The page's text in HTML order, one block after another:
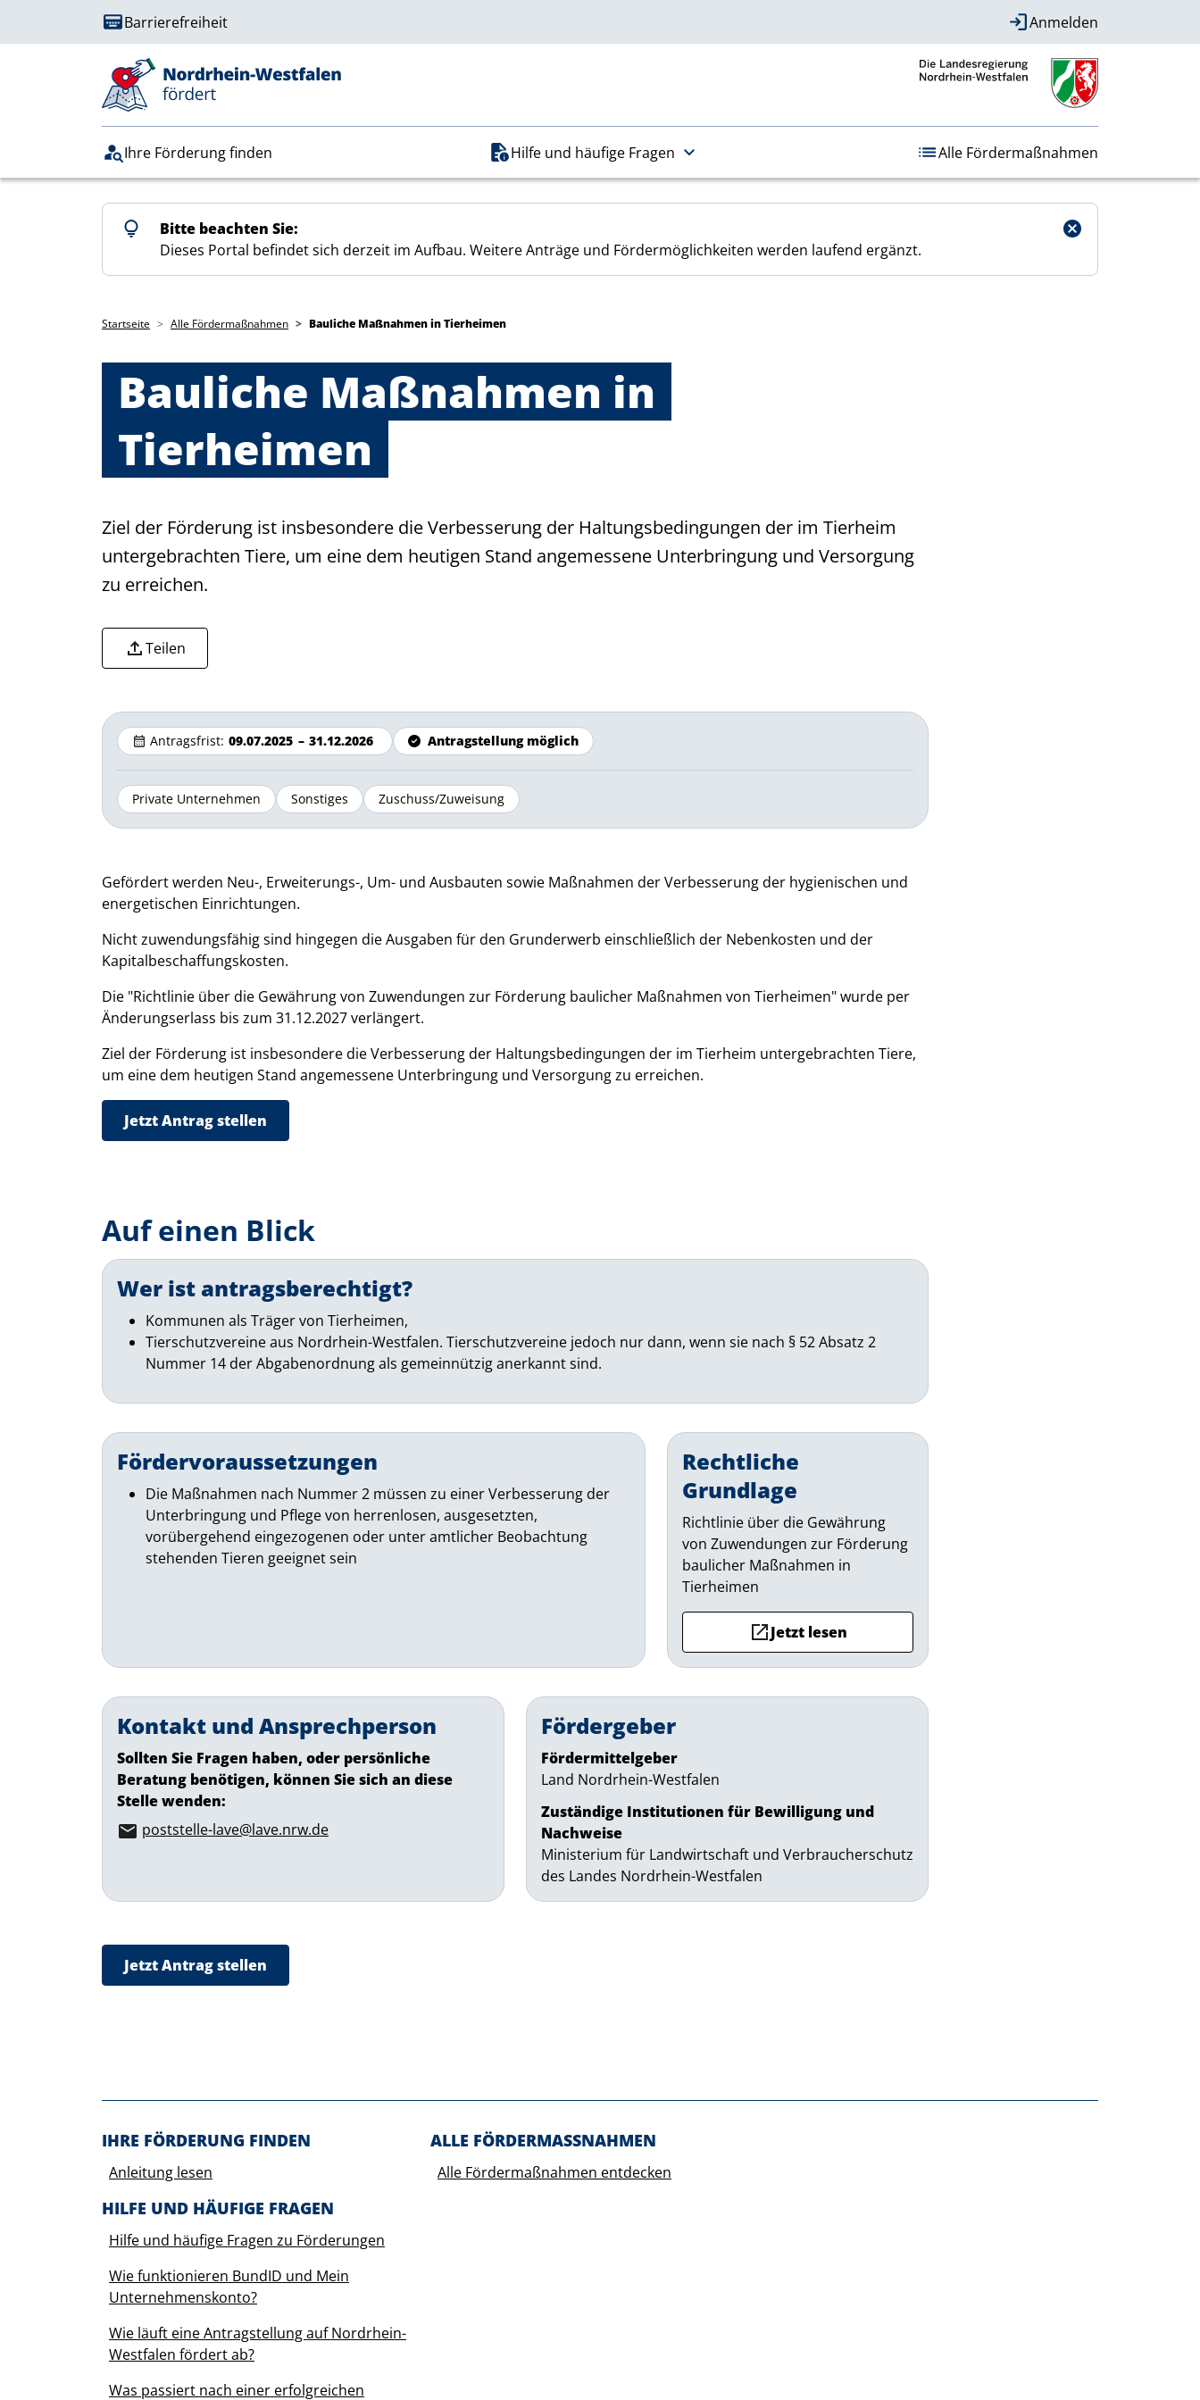
Direkt zum InhaltBenutzermenü
Barrierefreiheit Anmelden
Hauptnavigation
Ihre Förderung finden Hilfe und häufige Fragen Alle Fördermaßnahmen
Bitte beachten Sie:
Dieses Portal befindet sich derzeit im Aufbau. Weitere Anträge und Fördermöglichkeiten werden laufend ergänzt.
Pfadnavigation
Startseite Alle Fördermaßnahmen Bauliche Maßnahmen in Tierheimen
Bauliche Maßnahmen in
Tierheimen
Ziel der Förderung ist insbesondere die Verbesserung der Haltungsbedingungen der im Tierheim
untergebrachten Tiere, um eine dem heutigen Stand angemessene Unterbringung und Versorgung
zu erreichen.
Teilen
Antragsfrist: 09.07.2025 – 31.12.2026 Antragstellung möglich
Private Unternehmen Sonstiges Zuschuss/Zuweisung
Gefördert werden Neu-, Erweiterungs-, Um- und Ausbauten sowie Maßnahmen der Verbesserung der hygienischen und
energetischen Einrichtungen.
Nicht zuwendungsfähig sind hingegen die Ausgaben für den Grunderwerb einschließlich der Nebenkosten und der
Kapitalbeschaffungskosten.
Die "Richtlinie über die Gewährung von Zuwendungen zur Förderung baulicher Maßnahmen von Tierheimen" wurde per
Änderungserlass bis zum 31.12.2027 verlängert.
Ziel der Förderung ist insbesondere die Verbesserung der Haltungsbedingungen der im Tierheim untergebrachten Tiere,
um eine dem heutigen Stand angemessene Unterbringung und Versorgung zu erreichen.
Jetzt Antrag stellen
Auf einen Blick
Wer ist antragsberechtigt?
Kommunen als Träger von Tierheimen,
Tierschutzvereine aus Nordrhein-Westfalen. Tierschutzvereine jedoch nur dann, wenn sie nach § 52 Absatz 2
Nummer 14 der Abgabenordnung als gemeinnützig anerkannt sind.
Fördervoraussetzungen
Die Maßnahmen nach Nummer 2 müssen zu einer Verbesserung der
Unterbringung und Pflege von herrenlosen, ausgesetzten,
vorübergehend eingezogenen oder unter amtlicher Beobachtung
stehenden Tieren geeignet sein
Rechtliche
Grundlage
Richtlinie über die Gewährung
von Zuwendungen zur Förderung
baulicher Maßnahmen in
Tierheimen
Jetzt lesen
Kontakt und Ansprechperson
Sollten Sie Fragen haben, oder persönliche
Beratung benötigen, können Sie sich an diese
Stelle wenden:
poststelle-lave@lave.nrw.de
Fördergeber
Fördermittelgeber
Land Nordrhein-Westfalen
Zuständige Institutionen für Bewilligung und
Nachweise
Ministerium für Landwirtschaft und Verbraucherschutz
des Landes Nordrhein-Westfalen
Jetzt Antrag stellen
Before footer
IHRE FÖRDERUNG FINDEN
Anleitung lesen
HILFE UND HÄUFIGE FRAGEN
Hilfe und häufige Fragen zu Förderungen
Wie funktionieren BundID und Mein
Unternehmenskonto?
Wie läuft eine Antragstellung auf Nordrhein-
Westfalen fördert ab?
Was passiert nach einer erfolgreichen
ALLE FÖRDERMASSNAHMEN
Alle Fördermaßnahmen entdecken